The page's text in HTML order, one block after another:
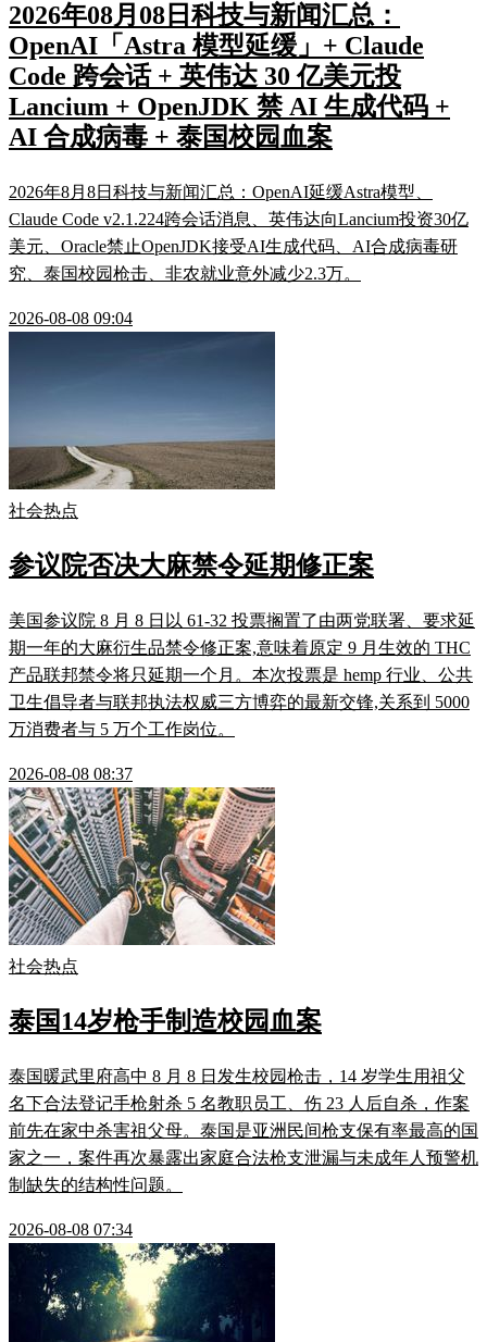
2026年08月08日科技与新闻汇总：
OpenAI「Astra 模型延缓」+ Claude
Code 跨会话 + 英伟达 30 亿美元投
Lancium + OpenJDK 禁 AI 生成代码 +
AI 合成病毒 + 泰国校园血案
2026年8月8日科技与新闻汇总：OpenAI延缓Astra模型、
Claude Code v2.1.224跨会话消息、英伟达向Lancium投资30亿
美元、Oracle禁止OpenJDK接受AI生成代码、AI合成病毒研
究、泰国校园枪击、非农就业意外减少2.3万。
2026-08-08 09:04
社会热点
参议院否决大麻禁令延期修正案
美国参议院 8 月 8 日以 61-32 投票搁置了由两党联署、要求延
期一年的大麻衍生品禁令修正案,意味着原定 9 月生效的 THC
产品联邦禁令将只延期一个月。本次投票是 hemp 行业、公共
卫生倡导者与联邦执法权威三方博弈的最新交锋,关系到 5000
万消费者与 5 万个工作岗位。
2026-08-08 08:37
社会热点
泰国14岁枪手制造校园血案
泰国暖武里府高中 8 月 8 日发生校园枪击，14 岁学生用祖父
名下合法登记手枪射杀 5 名教职员工、伤 23 人后自杀，作案
前先在家中杀害祖父母。泰国是亚洲民间枪支保有率最高的国
家之一，案件再次暴露出家庭合法枪支泄漏与未成年人预警机
制缺失的结构性问题。
2026-08-08 07:34